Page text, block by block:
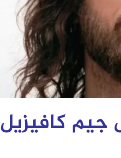
جيم كافيزيل